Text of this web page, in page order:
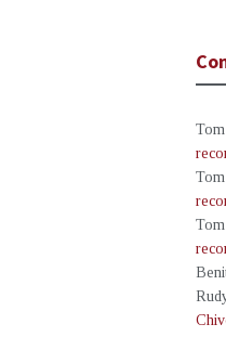
Tom
Tom
Tom